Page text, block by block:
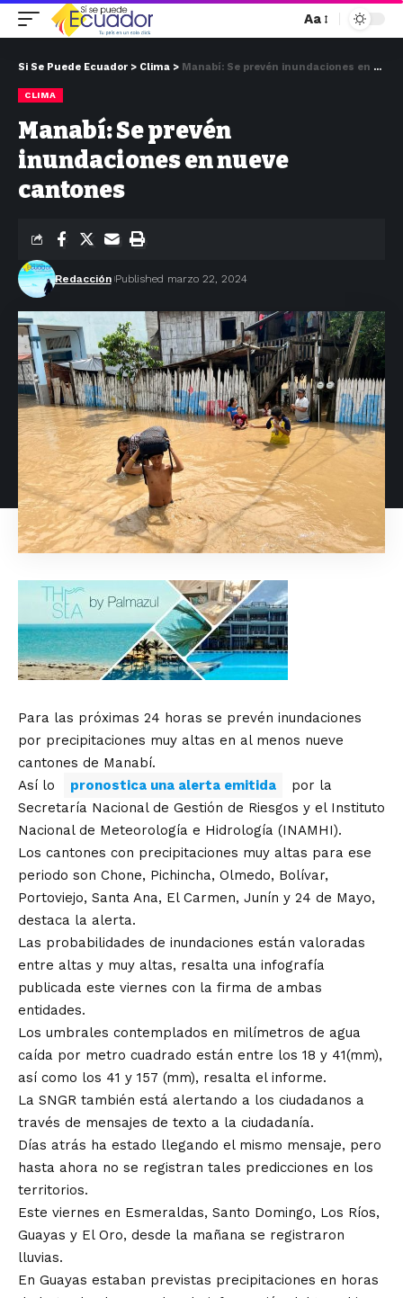
Aa
Si Se Puede Ecuador > Clima > Manabí: Se prevén inundaciones en nueve cantones
CLIMA
Manabí: Se prevén
inundaciones en nueve
cantones
Redacción Published marzo 22, 2024
Para las próximas 24 horas se prevén inundaciones
por precipitaciones muy altas en al menos nueve
cantones de Manabí.
Así lo
pronostica una alerta emitida
por la
Secretaría Nacional de Gestión de Riesgos y el Instituto
Nacional de Meteorología e Hidrología (INAMHI).
Los cantones con precipitaciones muy altas para ese
periodo son Chone, Pichincha, Olmedo, Bolívar,
Portoviejo, Santa Ana, El Carmen, Junín y 24 de Mayo,
destaca la alerta.
Las probabilidades de inundaciones están valoradas
entre altas y muy altas, resalta una infografía
publicada este viernes con la firma de ambas
entidades.
Los umbrales contemplados en milímetros de agua
caída por metro cuadrado están entre los 18 y 41(mm),
así como los 41 y 157 (mm), resalta el informe.
La SNGR también está alertando a los ciudadanos a
través de mensajes de texto a la ciudadanía.
Días atrás ha estado llegando el mismo mensaje, pero
hasta ahora no se registran tales predicciones en los
territorios.
Este viernes en Esmeraldas, Santo Domingo, Los Ríos,
Guayas y El Oro, desde la mañana se registraron
lluvias.
En Guayas estaban previstas precipitaciones en horas